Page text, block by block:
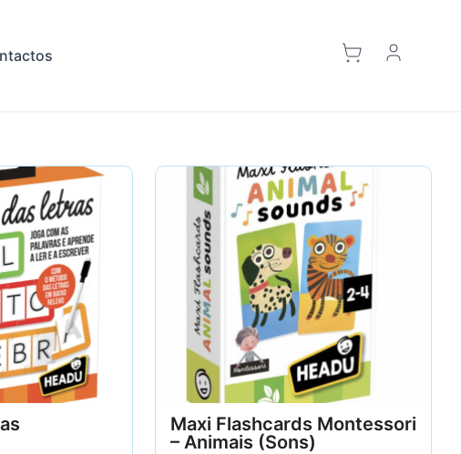
Maxi Flashcards Montessori
– Animais (Sons)